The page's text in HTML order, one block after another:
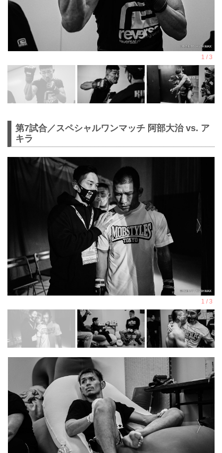
第7試合／スペシャルワンマッチ 阿部大治 vs. ア
キラ